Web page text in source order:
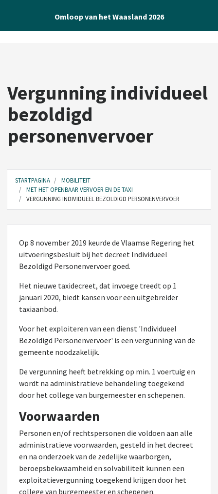
Omloop van het Waasland 2026
Vergunning individueel
bezoldigd
personenvervoer
STARTPAGINA
MOBILITEIT
MET HET OPENBAAR VERVOER EN DE TAXI
VERGUNNING INDIVIDUEEL BEZOLDIGD PERSONENVERVOER
Op 8 november 2019 keurde de Vlaamse Regering het
uitvoeringsbesluit bij het decreet Individueel
Bezoldigd Personenvervoer goed.
Het nieuwe taxidecreet, dat invoege treedt op 1
januari 2020, biedt kansen voor een uitgebreider
taxiaanbod.
Voor het exploiteren van een dienst 'Individueel
Bezoldigd Personenvervoer' is een vergunning van de
gemeente noodzakelijk.
De vergunning heeft betrekking op min. 1 voertuig en
wordt na administratieve behandeling toegekend
door het college van burgemeester en schepenen.
Voorwaarden
Personen en/of rechtspersonen die voldoen aan alle
administratieve voorwaarden, gesteld in het decreet
en na onderzoek van de zedelijke waarborgen,
beroepsbekwaamheid en solvabiliteit kunnen een
exploitatievergunning toegekend krijgen door het
college van burgemeester en schepenen.